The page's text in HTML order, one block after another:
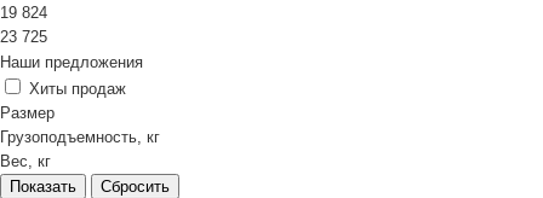
19 824
23 725
Наши предложения
Хиты продаж
Размер
Грузоподъемность, кг
Вес, кг
Сбросить